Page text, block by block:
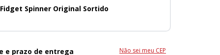
Fidget Spinner Original Sortido
Não sei meu CEP